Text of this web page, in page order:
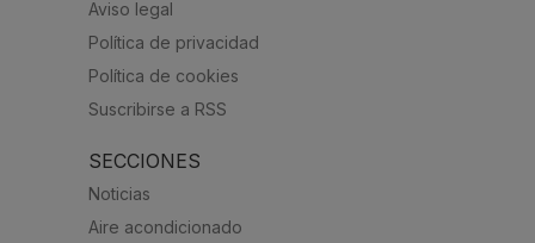
Aviso legal
Política de privacidad
Política de cookies
Suscribirse a RSS
SECCIONES
Noticias
Aire acondicionado